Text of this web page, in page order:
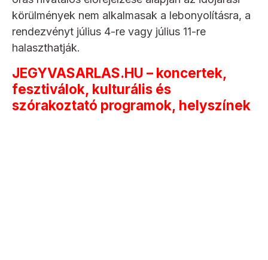
körülmények nem alkalmasak a lebonyolításra, a
rendezvényt július 4-re vagy július 11-re
halaszthatják.
JEGYVASARLAS.HU – koncertek,
fesztiválok, kulturális és
szórakoztató programok, helyszínek